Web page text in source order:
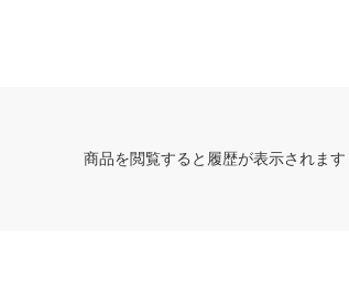
商品を閲覧すると履歴が表示されます